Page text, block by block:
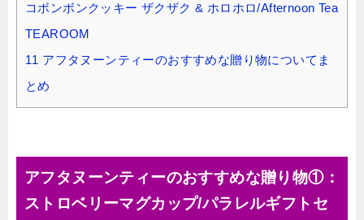
コボンボンクッキー ザクザク & ホロホロ/Afternoon Tea
TEAROOM
11 アフタヌーンティーのおすすめな贈り物についてま
とめ
アフタヌーンティーのおすすめな贈り物①：
ストロベリーマグカップ/パラレルギフトセ